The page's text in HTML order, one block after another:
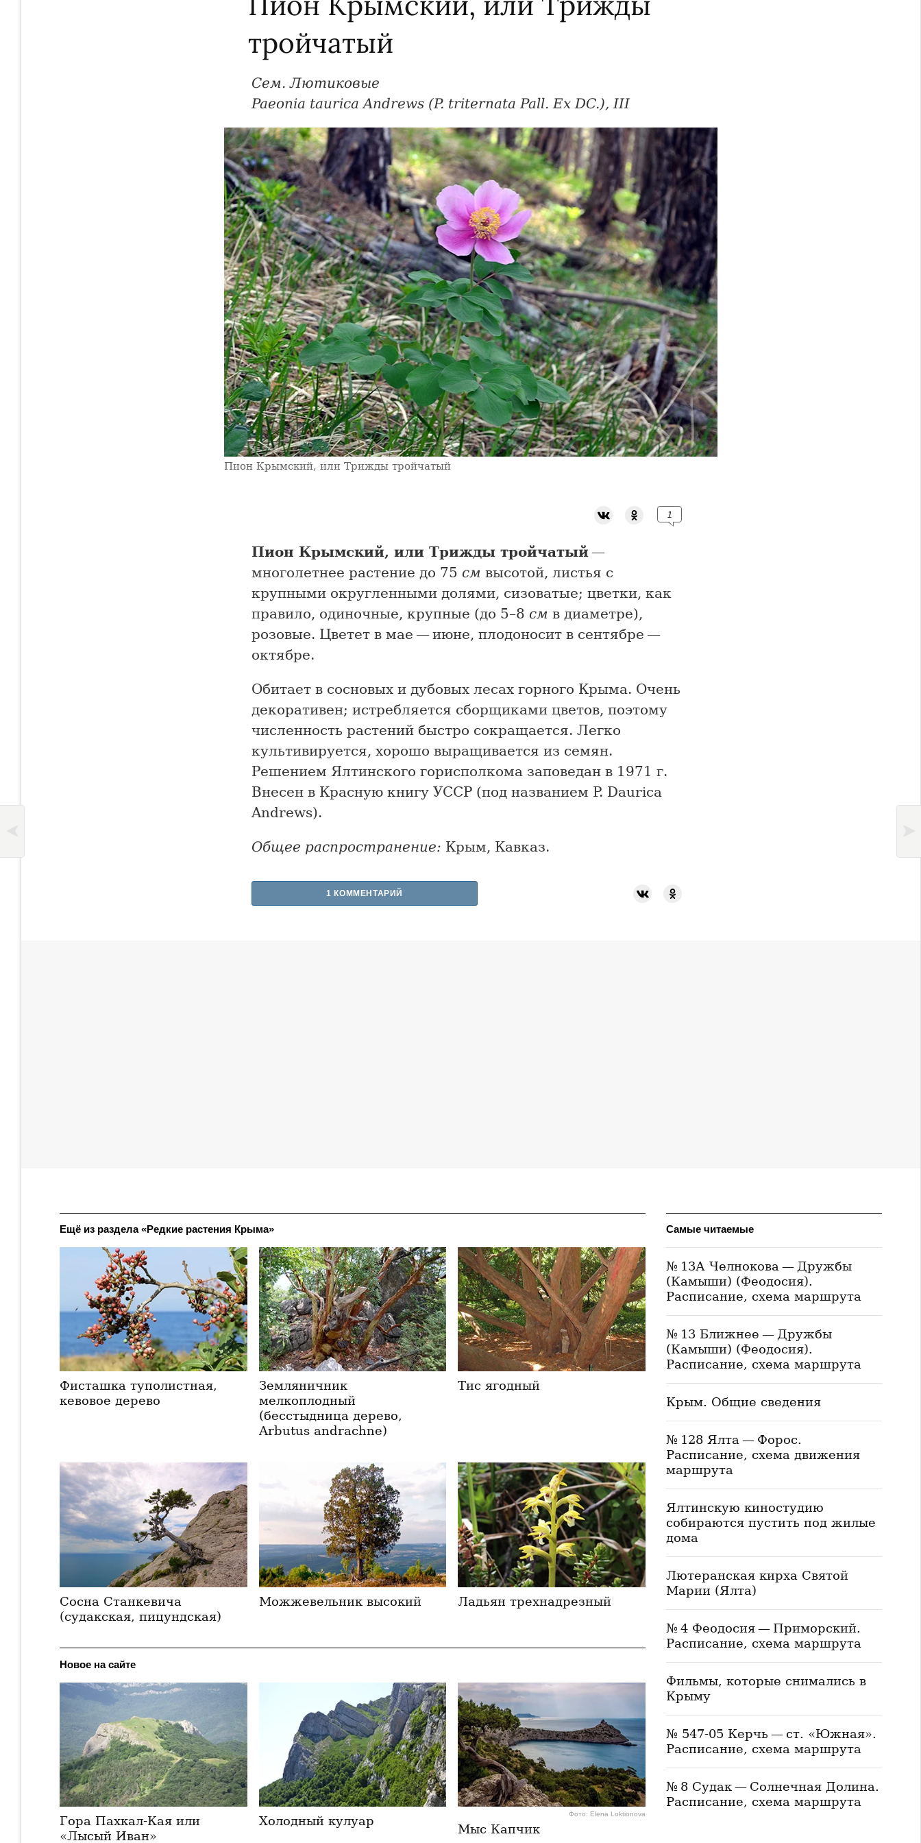
тройчатый
Сем. Лютиковые
Paeonia taurica Andrews (P. triternata Pall. Ex DC.), III
Пион Крымский, или Трижды тройчатый
1
Пион Крымский, или Трижды тройчатый—
многолетнее растение до 75 см высотой, листья с
крупными округленными долями, сизоватые; цветки, как
правило, одиночные, крупные (до 5–8 см в диаметре),
розовые. Цветет в мае — июне, плодоносит в сентябре —
октябре.
Обитает в сосновых и дубовых лесах горного Крыма. Очень
декоративен; истребляется сборщиками цветов, поэтому
численность растений быстро сокращается. Легко
культивируется, хорошо выращивается из семян.
Решением Ялтинского горисполкома заповедан в 1971 г.
Внесен в Красную книгу УССР (под названием P. Daurica
Andrews).
Общее распространение: Крым, Кавказ.
1 КОММЕНТАРИЙ
Ещё из раздела «Редкие растения Крыма»
Фисташка туполистная,
кевовое дерево
Земляничник
мелкоплодный
(бесстыдница дерево,
Arbutus andrachne)
Тис ягодный
Сосна Станкевича
(судакская, пицундская)
Можжевельник высокий Ладьян трехнадрезный
Новое на сайте
Гора Пахкал-Кая или
«Лысый Иван»
Холодный кулуар Фото: Elena Loktionova
Мыс Капчик
Самые читаемые
№ 13А Челнокова — Дружбы
(Камыши) (Феодосия).
Расписание, схема маршрута
№ 13 Ближнее — Дружбы
(Камыши) (Феодосия).
Расписание, схема маршрута
Крым. Общие сведения
№ 128 Ялта — Форос.
Расписание, схема движения
маршрута
Ялтинскую киностудию
собираются пустить под жилые
дома
Лютеранская кирха Святой
Марии (Ялта)
№ 4 Феодосия — Приморский.
Расписание, схема маршрута
Фильмы, которые снимались в
Крыму
№ 547-05 Керчь — ст. «Южная».
Расписание, схема маршрута
№ 8 Судак — Солнечная Долина.
Расписание, схема маршрута